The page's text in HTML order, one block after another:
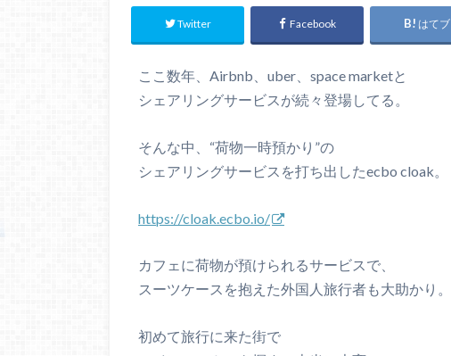
Twitter Facebook はてブ
ここ数年、Airbnb、uber、space marketと
シェアリングサービスが続々登場してる。
そんな中、“荷物一時預かり”の
シェアリングサービスを打ち出したecbo cloak。
https://cloak.ecbo.io/
カフェに荷物が預けられるサービスで、
スーツケースを抱えた外国人旅行者も大助かり。
初めて旅行に来た街で